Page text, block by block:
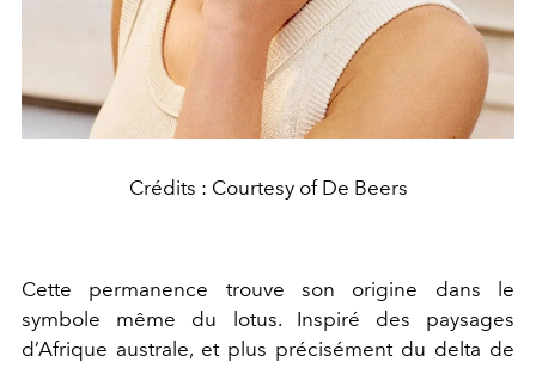
Crédits : Courtesy of De Beers
Cette permanence trouve son origine dans le
symbole même du lotus. Inspiré des paysages
d’Afrique australe, et plus précisément du delta de